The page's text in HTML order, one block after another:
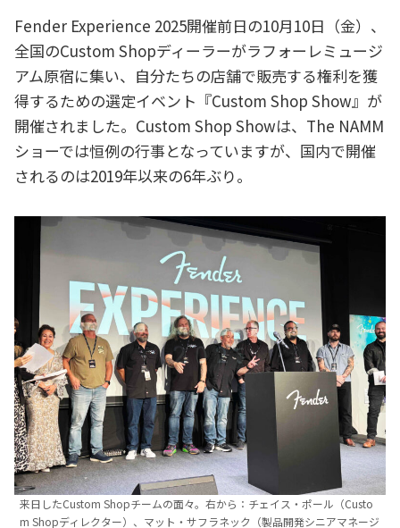
Fender Experience 2025開催前日の10月10日（金）、
全国のCustom Shopディーラーがラフォーレミュージ
アム原宿に集い、自分たちの店舗で販売する権利を獲
得するための選定イベント『Custom Shop Show』が
開催されました。Custom Shop Showは、The NAMM
ショーでは恒例の行事となっていますが、国内で開催
されるのは2019年以来の6年ぶり。
来日したCustom Shopチームの面々。右から：チェイス・ポール（Custo
m Shopディレクター）、マット・サフラネック（製品開発シニアマネージ